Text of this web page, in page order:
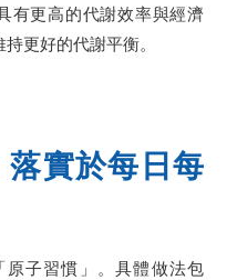
有更高的代謝效率與經濟
更好的代謝平衡。
實於每日每
子習慣」。具體做法包